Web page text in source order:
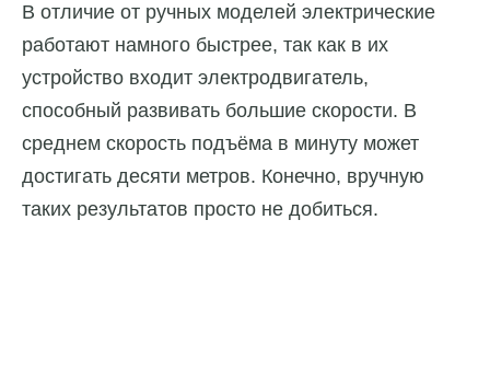
В отличие от ручных моделей электрические
работают намного быстрее, так как в их
устройство входит электродвигатель,
способный развивать большие скорости. В
среднем скорость подъёма в минуту может
достигать десяти метров. Конечно, вручную
таких результатов просто не добиться.